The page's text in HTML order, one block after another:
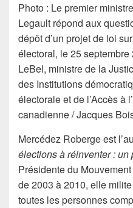
Photo : Le premier
Legault répond aux
dépôt d’un projet de loi
électoral, le 25
LeBel, ministre de la
des Institutions
électorale et de l’Accès à
canadienne / Jacques
Mercédez Roberge est
élections à réinventer : un
Présidente du
de 2003 à 2010, elle
toutes les personnes